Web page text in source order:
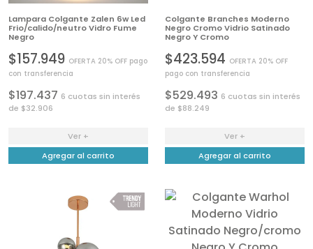
Lampara Colgante Zalen 6w Led
Frio/calido/neutro Vidro Fume
Negro
$157.949 OFERTA 20% OFF pago
con transferencia
$197.437 6 cuotas sin interés
de $32.906
Ver +
Agregar al carrito
Colgante Branches Moderno
Negro Cromo Vidrio Satinado
Negro Y Cromo
$423.594 OFERTA 20% OFF
pago con transferencia
$529.493 6 cuotas sin interés
de $88.249
Ver +
Agregar al carrito